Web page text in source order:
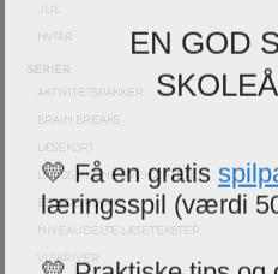
JUL
NYTÅR
SERIER
AKTIVITETSPAKKER
BRAIN BREAKS
LÆSEKORT
LAD OS REGNE ØVEHÆFTER
ESCAPE ROOM
NIVEAUDELTE LÆSETEKSTER
VI SKRIVER
EN GOD
💛 Få en gratis
læringsspil (værdi
💛 Praktiske tips og